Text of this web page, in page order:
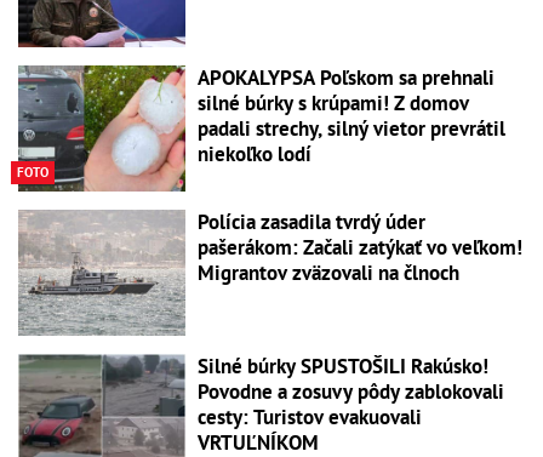
FOTO
APOKALYPSA Poľskom sa prehnali
silné búrky s krúpami! Z domov
padali strechy, silný vietor prevrátil
niekoľko lodí
Polícia zasadila tvrdý úder
pašerákom: Začali zatýkať vo veľkom!
Migrantov zväzovali na člnoch
Silné búrky SPUSTOŠILI Rakúsko!
Povodne a zosuvy pôdy zablokovali
cesty: Turistov evakuovali
VRTUĽNÍKOM